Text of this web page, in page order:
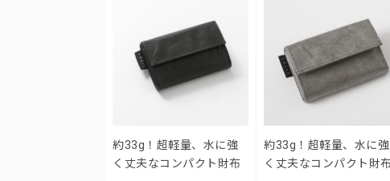
約33g！超軽量、水に強
く丈夫なコンパクト財布
約33g！超軽量、水に強
く丈夫なコンパクト財